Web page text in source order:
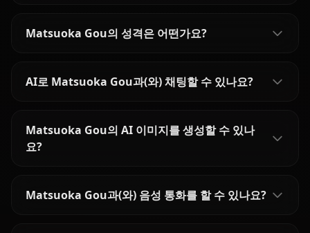
Matsuoka Gou의 성격은 어떤가요?
AI로 Matsuoka Gou과(와) 채팅할 수 있나요?
Matsuoka Gou의 AI 이미지를 생성할 수 있나
요?
Matsuoka Gou과(와) 음성 통화를 할 수 있나요?